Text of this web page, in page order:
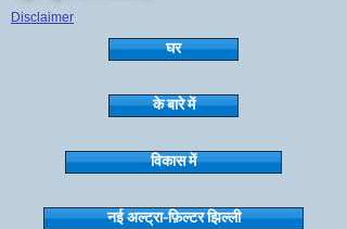
Disclaimer
घर
के बारे में
विकास में
नई अल्ट्रा-फ़िल्टर झिल्ली